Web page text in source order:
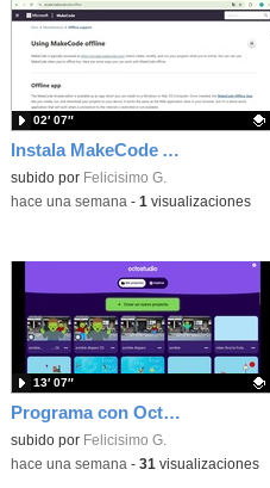
Instala MakeCode Arcade offline para programar grandes juegos sin necesidad de Internet
Contenido educativo.
subido por Felicisimo G.
02′ 07″
-hace una semana - 1 visualizaciones
Programa con OctoStudio, un juego de disparos contra Zombies con un cargador basado en el House of the dead
Contenido educativo.
subido por Felicisimo G.
13′ 07″
-hace una semana - 31 visualizaciones